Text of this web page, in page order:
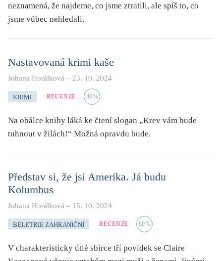
neznamená, že najdeme, co jsme ztratili, ale spíš to, co
jsme vůbec nehledali.
Nastavovaná krimi kaše
Johana Horálková – 23. 10. 2024
KRIMI RECENZE 40%
Na obálce knihy láká ke čtení slogan „Krev vám bude
tuhnout v žilách!“ Možná opravdu bude.
Představ si, že jsi Amerika. Já budu
Kolumbus
Johana Horálková – 15. 10. 2024
BELETRIE ZAHRANIČNÍ RECENZE 80%
V charakteristicky útlé sbírce tří povídek se Claire